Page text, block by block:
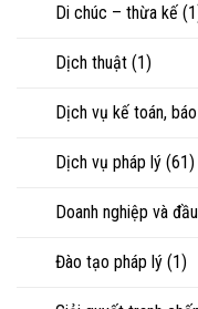
Di chúc – thừa kế
Dịch thuật (1)
Dịch vụ kế toán,
Dịch vụ pháp lý (61)
Doanh nghiệp và
Đào tạo pháp lý (1)